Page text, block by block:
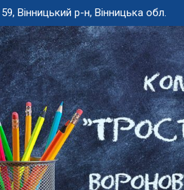
Вінницький р-н, Вінницька обл.